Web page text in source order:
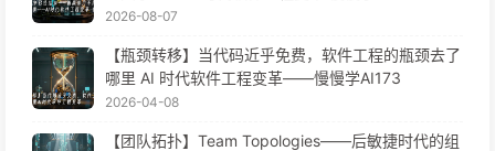
2026-08-07
【瓶颈转移】当代码近乎免费，软件工程的瓶颈去了
哪里 AI 时代软件工程变革——慢慢学AI173
2026-04-08
【团队拓扑】Team Topologies——后敏捷时代的组